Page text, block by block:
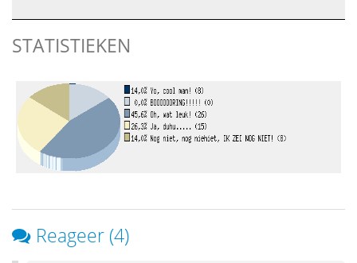
STATISTIEKEN
Reageer (4)